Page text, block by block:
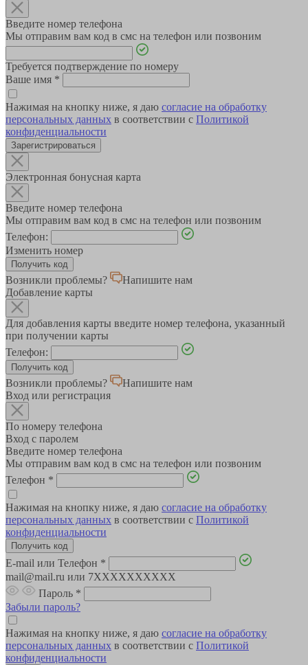
Введите номер телефона
Мы отправим вам код в смс на телефон или позвоним
Требуется подтверждение по номеру
Ваше имя *
Нажимая на кнопку ниже, я даю согласие на обработку
персональных данных в соответствии с Политикой
конфиденциальности
Зарегистрироваться
Электронная бонусная карта
Введите номер телефона
Мы отправим вам код в смс на телефон или позвоним
Телефон:
Изменить номер
Возникли проблемы?
Напишите нам
Добавление карты
Для добавления карты введите номер телефона, указанный
при получении карты
Телефон:
Возникли проблемы?
Напишите нам
Вход или регистрация
По номеру телефона
Вход с паролем
Введите номер телефона
Мы отправим вам код в смс на телефон или позвоним
Телефон *
Нажимая на кнопку ниже, я даю согласие на обработку
персональных данных в соответствии с Политикой
конфиденциальности
E-mail или Телефон *
mail@mail.ru или 7XXXXXXXXXX
Пароль *
Забыли пароль?
Нажимая на кнопку ниже, я даю согласие на обработку
персональных данных в соответствии с Политикой
конфиденциальности